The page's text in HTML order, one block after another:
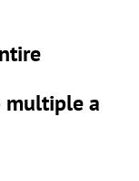
multiple a